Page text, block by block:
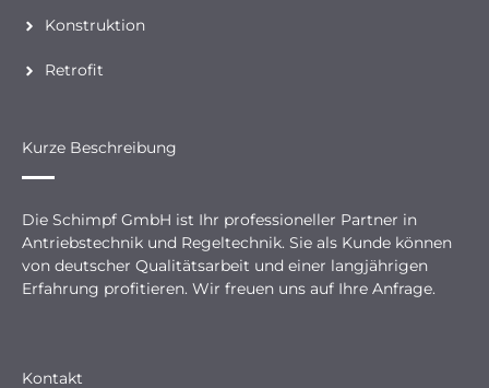
Konstruktion
Retrofit
Kurze Beschreibung
Die Schimpf GmbH ist Ihr professioneller Partner in
Antriebstechnik und Regeltechnik. Sie als Kunde können
von deutscher Qualitätsarbeit und einer langjährigen
Erfahrung profitieren. Wir freuen uns auf Ihre Anfrage.
Kontakt